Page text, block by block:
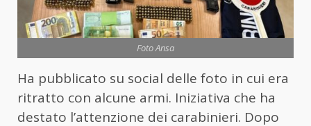
Foto Ansa
Ha pubblicato su social delle foto in cui era
ritratto con alcune armi. Iniziativa che ha
destato l’attenzione dei carabinieri. Dopo